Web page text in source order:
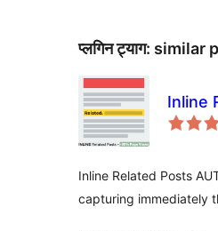
प्लगिन ट्याग: similar
Inline
Inline Related Posts
capturing immediately